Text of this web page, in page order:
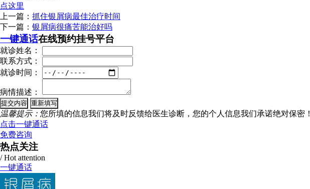
点这里
上一篇： 抓住银屑病最佳治疗时间
下一篇： 银屑病很痛苦能治好吗
一键通话在线预约挂号平台
就诊姓名：
联系方式：
就诊时间：
病情描述：
温馨提示： 您所填的信息我们将及时反馈给医生诊断，您的个人信息我们承诺绝对保密！
点击一键通话
免费咨询
热点关注
/ Hot attention
一键通话